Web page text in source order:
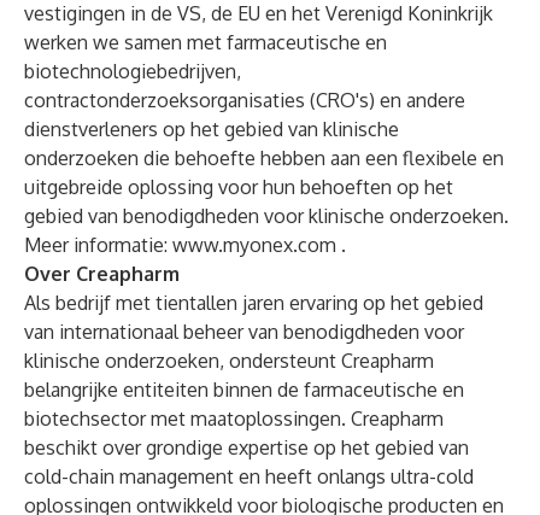
vestigingen in de VS, de EU en het Verenigd Koninkrijk
werken we samen met farmaceutische en
biotechnologiebedrijven,
contractonderzoeksorganisaties (CRO's) en andere
dienstverleners op het gebied van klinische
onderzoeken die behoefte hebben aan een flexibele en
uitgebreide oplossing voor hun behoeften op het
gebied van benodigdheden voor klinische onderzoeken.
Meer informatie: www.myonex.com .
Over Creapharm
Als bedrijf met tientallen jaren ervaring op het gebied
van internationaal beheer van benodigdheden voor
klinische onderzoeken, ondersteunt Creapharm
belangrijke entiteiten binnen de farmaceutische en
biotechsector met maatoplossingen. Creapharm
beschikt over grondige expertise op het gebied van
cold-chain management en heeft onlangs ultra-cold
oplossingen ontwikkeld voor biologische producten en